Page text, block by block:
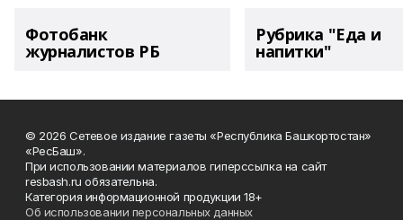
Фотобанк
журналистов РБ
Рубрика "Еда и
напитки"
© 2026 Сетевое издание газеты «Республика Башкортостан»
«РесБаш».
При использовании материалов гиперссылка на сайт
resbash.ru обязательна.
Категория информационной продукции 18+
Об использовании персональных данных